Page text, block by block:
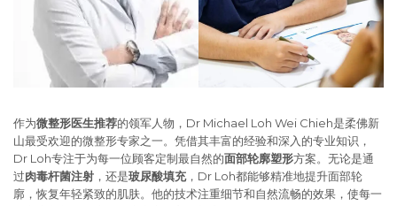
作为微整形医生推荐的领军人物，Dr Michael Loh Wei Chieh是柔佛新
山最受欢迎的微整形专家之一。凭借其丰富的经验和深入的专业知识，
Dr Loh专注于为每一位顾客定制最自然的面部轮廓塑形方案。无论是通
过肉毒杆菌注射 ，还是玻尿酸填充，Dr Loh都能够精准地提升面部轮
廓，恢复年轻紧致的肌肤。他的技术注重细节和自然流畅的效果，使每一